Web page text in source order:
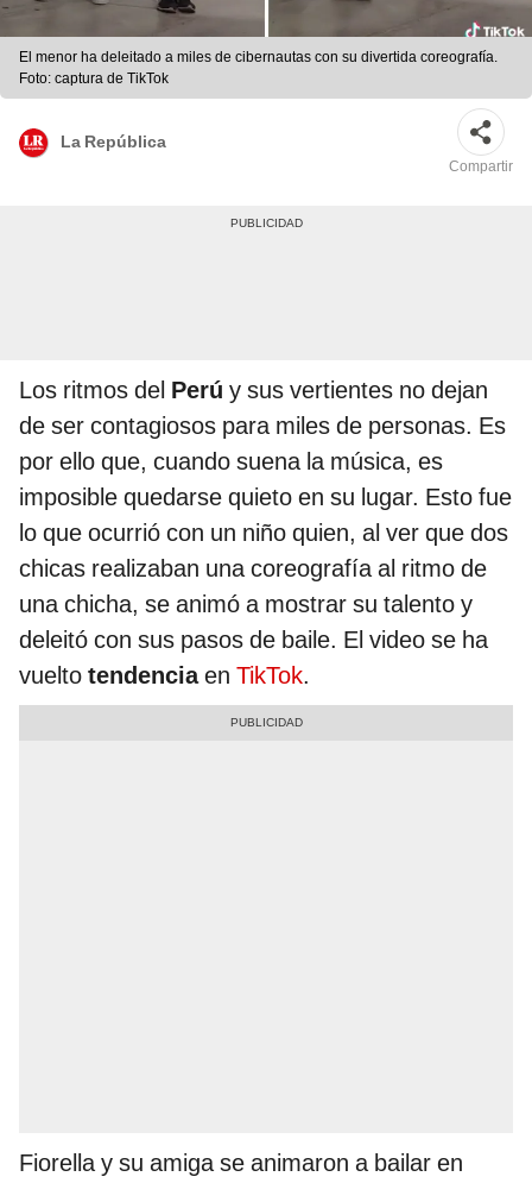
El menor ha deleitado a miles de cibernautas con su divertida coreografía.
Foto: captura de TikTok
La República
Compartir
Los ritmos del Perú y sus vertientes no dejan
de ser contagiosos para miles de personas. Es
por ello que, cuando suena la música, es
imposible quedarse quieto en su lugar. Esto fue
lo que ocurrió con un niño quien, al ver que dos
chicas realizaban una coreografía al ritmo de
una chicha, se animó a mostrar su talento y
deleitó con sus pasos de baile. El video se ha
vuelto tendenciaen TikTok.
Fiorella y su amiga se animaron a bailar en